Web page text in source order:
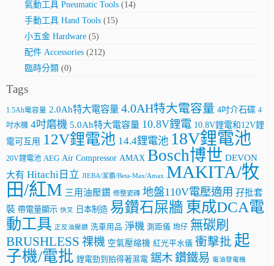
氣動工具 Pneumatic Tools (14)
手動工具 Hand Tools (15)
小五金 Hardware (5)
配件 Accessories (212)
臨時分類 (0)
Tags
1.5Ah電容量 2.0Ah特大電容量 4.0AH特大電容量 4吋介石碟 4
吋水機 4吋磨機 5.0Ah特大電容量 10.8V鋰電 10.8V鋰電和12V鋰
電可互用 12V鋰電池 14.4鋰電池 18V鋰電池
20V鋰電池 AEG Air Compressor AMAX Bosch博世 DEVON
大有 Hitachi日立 JIEBA/潔霸/Beta-Max/Amax MAKITA/牧
田/紅M 三用油壓鑽 修整瓷磚 地盤110V電壓適用 孖批套
裝 帶電量顯示 快叉 日本制造 易鑽石屎牆 東成DCA電
動工具 正反油壓鑽 洗車用品 淨機 測距儀 炮仔 無碳刷
BRUSHLESS 祼機 空氣壓縮機 紅光平水儀 衝擊批 起
子機/電批 鋰電勁到拍得著濕電 鋸木 鑽鐵易 電油發電機